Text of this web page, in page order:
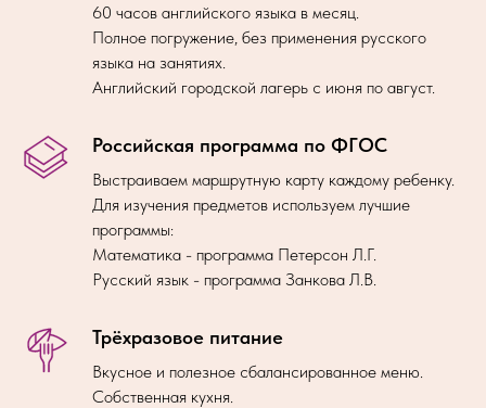
60 часов английского языка в месяц.
Полное погружение, без применения русского
языка на занятиях.
Английский городской лагерь с июня по август.
Российская программа по ФГОС
Выстраиваем маршрутную карту каждому ребенку.
Для изучения предметов используем лучшие
программы:
Математика - программа Петерсон Л.Г.
Русский язык - программа Занкова Л.В.
Трёхразовое питание
Вкусное и полезное сбалансированное меню.
Собственная кухня.